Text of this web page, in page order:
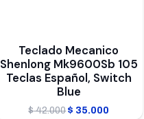
Teclado Mecanico
Shenlong Mk9600Sb 105
Teclas Español, Switch
Blue
$42.000El
$ 35.000